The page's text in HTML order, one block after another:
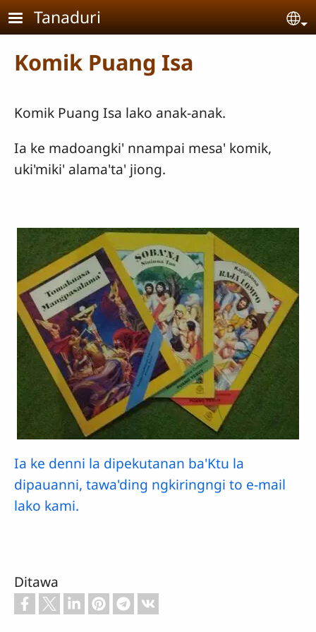
Skip to main content
Tanaduri
Komik Puang Isa
Komik Puang Isa lako anak-anak.
Ia ke madoangki' nnampai mesa' komik,
uki'miki' alama'ta' jiong.
Ia ke denni la dipekutanan ba'Ktu la
dipauanni, tawa'ding ngkiringngi to e-mail
lako kami.
Ditawa